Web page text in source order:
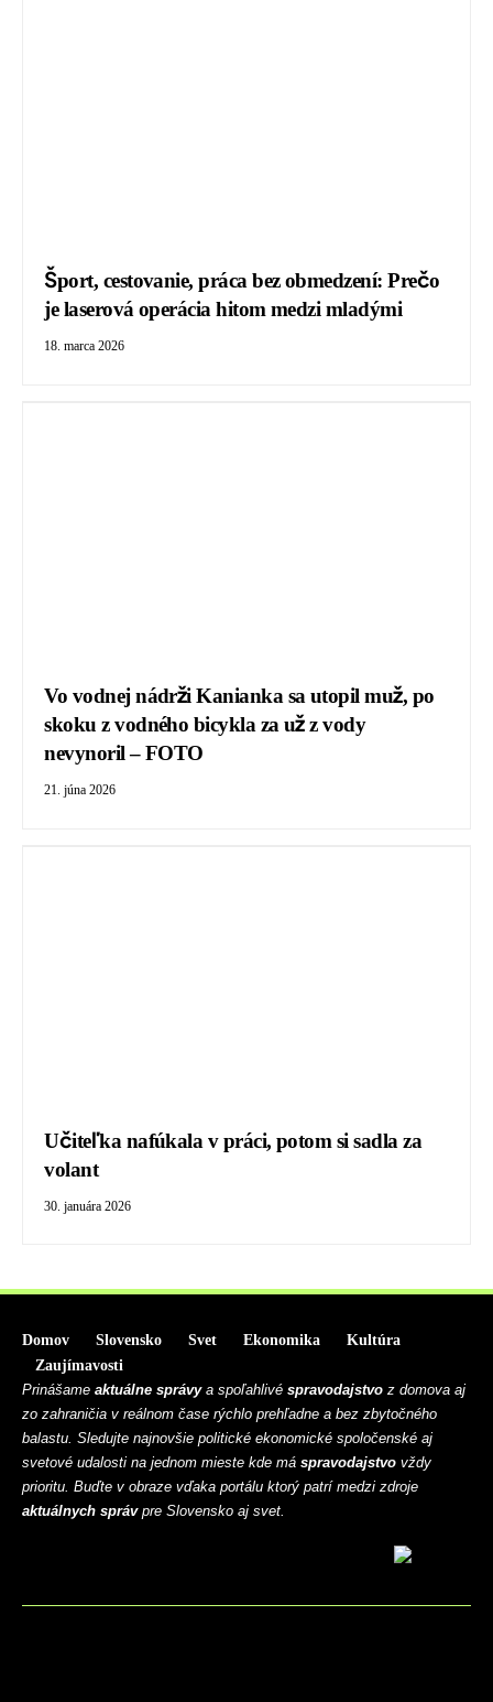
Šport, cestovanie, práca bez obmedzení: Prečo
je laserová operácia hitom medzi mladými
18. marca 2026
Vo vodnej nádrži Kanianka sa utopil muž, po
skoku z vodného bicykla za už z vody
nevynoril – FOTO
21. júna 2026
Učiteľka nafúkala v práci, potom si sadla za
volant
30. januára 2026
Domov Slovensko Svet Ekonomika
Kultúra
Zaujímavosti
Prinášame aktuálne správya spoľahlivé spravodajstvo z domova aj
zo zahraničia v reálnom čase rýchlo prehľadne a bez zbytočného
balastu. Sledujte najnovšie politické ekonomické spoločenské aj
svetové udalosti na jednom mieste kde má spravodajstvo vždy
prioritu. Buďte v obraze vďaka portálu ktorý patrí medzi zdroje
aktuálnych správpre Slovensko aj svet.